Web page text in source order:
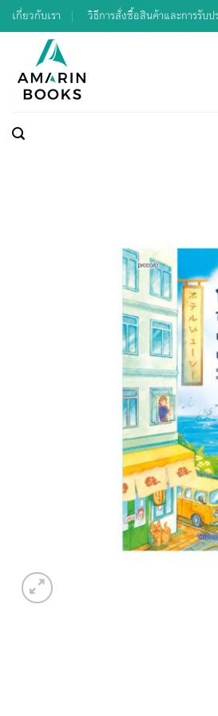
Skip
to
เกี่ยวกับเรา วิธีการสั่งซื้อสินค้าและการรับ